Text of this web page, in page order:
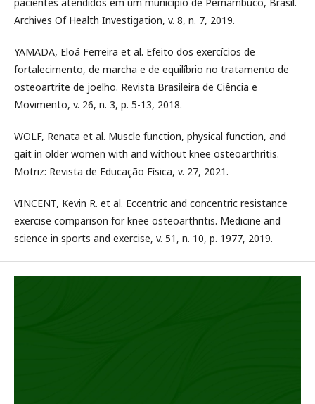
Archives Of Health Investigation, v. 8, n. 7, 2019.
YAMADA, Eloá Ferreira et al. Efeito dos exercícios de
fortalecimento, de marcha e de equilíbrio no tratamento de
osteoartrite de joelho. Revista Brasileira de Ciência e
Movimento, v. 26, n. 3, p. 5-13, 2018.
WOLF, Renata et al. Muscle function, physical function, and
gait in older women with and without knee osteoarthritis.
Motriz: Revista de Educação Física, v. 27, 2021.
VINCENT, Kevin R. et al. Eccentric and concentric resistance
exercise comparison for knee osteoarthritis. Medicine and
science in sports and exercise, v. 51, n. 10, p. 1977, 2019.